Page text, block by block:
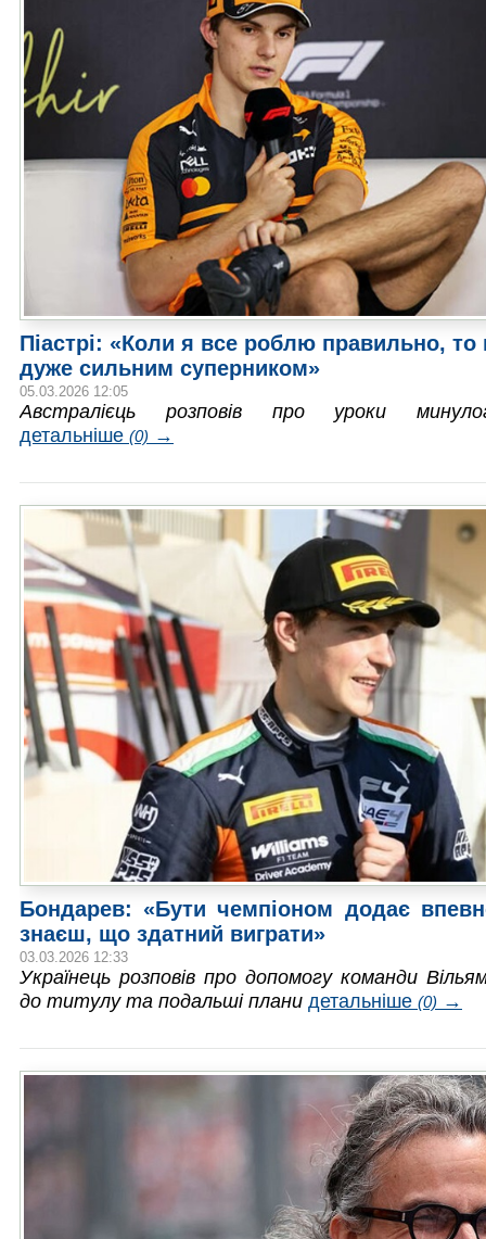
Піастрі: «Коли я все роблю правильно,
дуже сильним суперником»
05.03.2026 12:05
Австралієць розповів про уроки
детальніше (0) →
Бондарев: «Бути чемпіоном додає
знаєш, що здатний виграти»
03.03.2026 12:33
Українець розповів про допомогу команди
до титулу та подальші плани детальніше (0) →